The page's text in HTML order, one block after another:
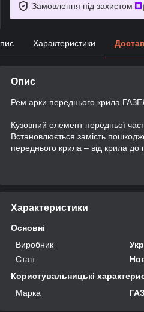
Замовлення під захистом
Характеристики
Опис
Рем арки переднього крила
Кузовний елемент передньої
Встановлюється замість
переднього крила – від крила до
Характеристики
Основні
Виробник
Стан
Користувальницькі
Марка